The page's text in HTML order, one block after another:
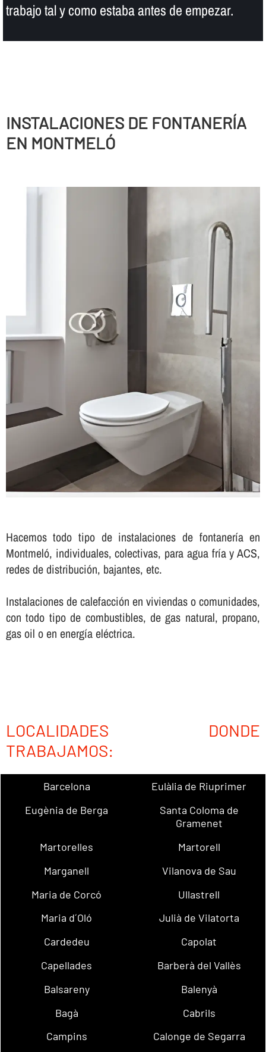
trabajo tal y como estaba antes de empezar.
INSTALACIONES DE FONTANERÍ­A
EN MONTMELÓ
Hacemos todo tipo de instalaciones de fontanerí­a en
Montmeló, individuales, colectivas, para agua frí­a y ACS,
redes de distribución, bajantes, etc.
Instalaciones de calefacción en viviendas o comunidades,
con todo tipo de combustibles, de gas natural, propano,
gas oil o en energí­a eléctrica.
LOCALIDADES DONDE
TRABAJAMOS:
Barcelona
Eulàlia de Riuprimer
Eugènia de Berga
Santa Coloma de
Gramenet
Martorelles
Martorell
Marganell
Vilanova de Sau
Maria de Corcó
Ullastrell
Maria d´Oló
Julià de Vilatorta
Cardedeu
Capolat
Capellades
Barberà del Vallès
Balsareny
Balenyà
Bagà
Cabrils
Campins
Calonge de Segarra